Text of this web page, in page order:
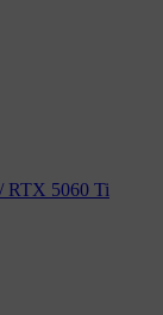
RTX 5060 Ti